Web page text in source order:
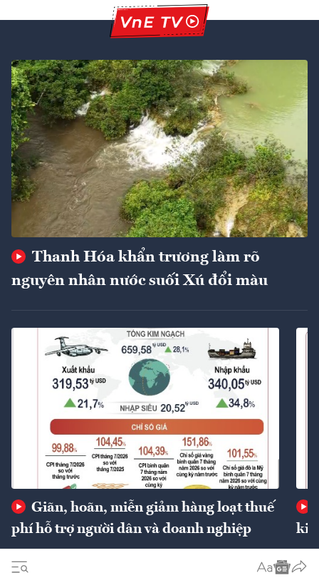
Thanh Hóa khẩn trương làm rõ
nguyên nhân nước suối Xú đổi màu
Giãn, hoãn, miễn giảm hàng loạt thuế
phí hỗ trợ người dân và doanh nghiệp